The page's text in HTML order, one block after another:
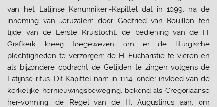
van het Latijnse Kanunniken-Kapittel dat in 1099, na de
inneming van Jeruzalem door Godfried van Bouillon ten
tijde van de Eerste Kruistocht, de bediening van de H.
Grafkerk kreeg toegewezen om er de liturgische
plechtigheden te verzorgen: de H. Eucharistie te vieren en
als bijzondere opdracht de Getijden te zingen volgens de
Latijnse ritus. Dit Kapittel nam in 1114, onder invloed van de
kerkelijke hernieuwingsbeweging, bekend als Gregoriaanse
her-vorming, de Regel van de H. Augustinus aan, om